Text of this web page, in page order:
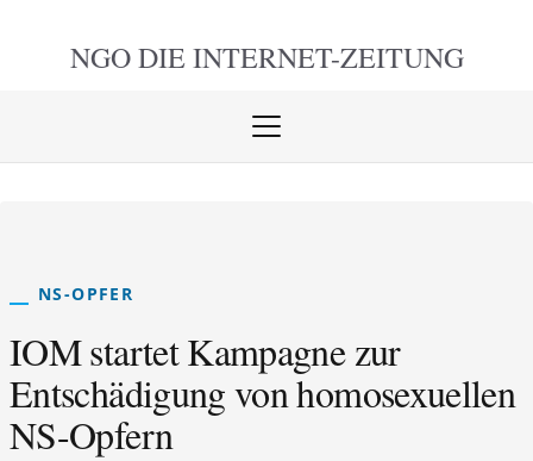
NGO DIE INTERNET-ZEITUNG
Menü
NS-OPFER
IOM startet Kampagne zur
Entschädigung von homosexuellen
NS-Opfern